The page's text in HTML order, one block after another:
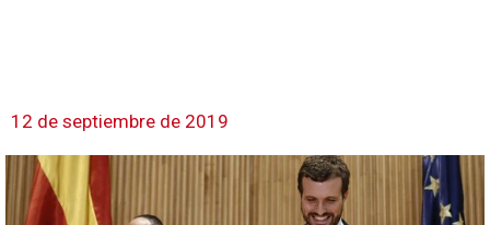
12 de septiembre de 2019